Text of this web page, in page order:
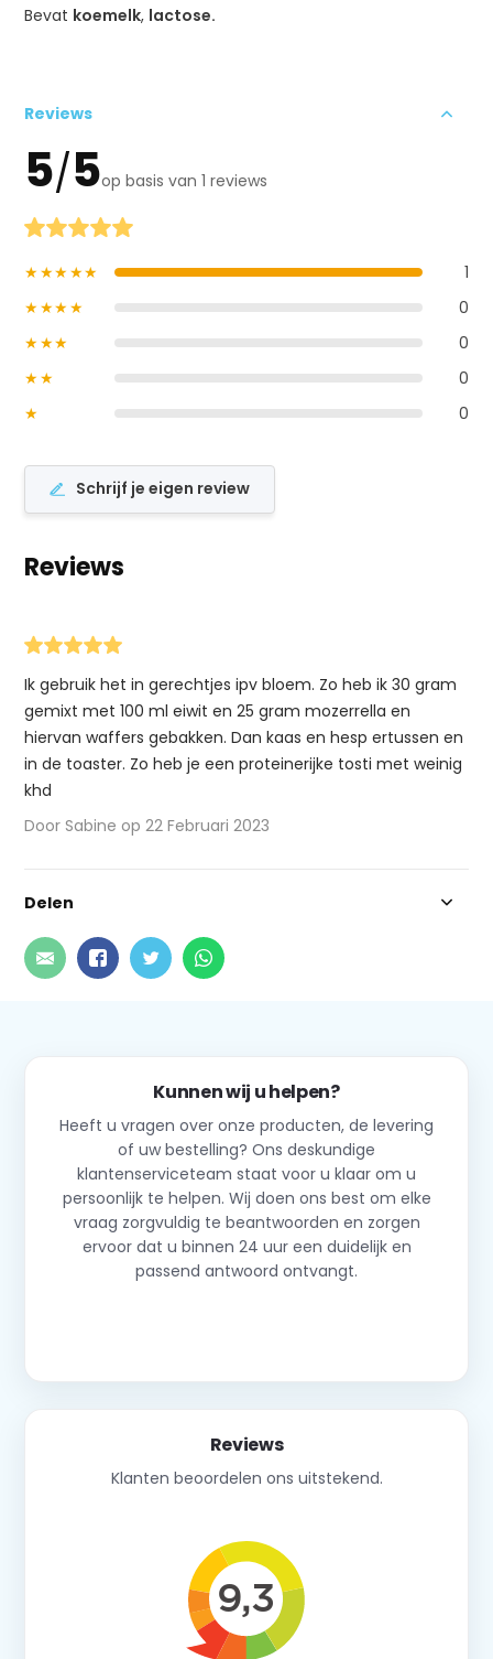
Bevat koemelk, lactose.
Reviews
5/5op basis van 1 reviews
★★★★★
1
★★★★
0
★★★
0
★★
0
★
0
Schrijf je eigen review
Reviews
Ik gebruik het in gerechtjes ipv bloem. Zo heb ik 30 gram
gemixt met 100 ml eiwit en 25 gram mozerrella en
hiervan waffers gebakken. Dan kaas en hesp ertussen en
in de toaster. Zo heb je een proteinerijke tosti met weinig
khd
Door Sabine op 22 Februari 2023
Delen
Kunnen wij u helpen?
Heeft u vragen over onze producten, de levering
of uw bestelling? Ons deskundige
klantenserviceteam staat voor u klaar om u
persoonlijk te helpen. Wij doen ons best om elke
vraag zorgvuldig te beantwoorden en zorgen
ervoor dat u binnen 24 uur een duidelijk en
passend antwoord ontvangt.
Reviews
Klanten beoordelen ons uitstekend.